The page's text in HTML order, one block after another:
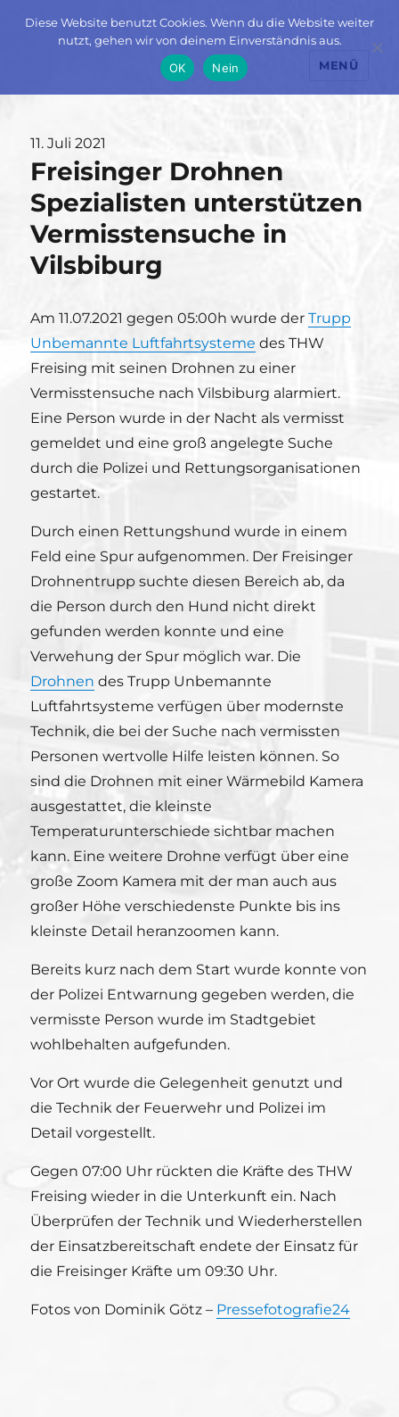
MENÜ
Veröffentlicht
am
11. Juli 2021
Freisinger Drohnen
Spezialisten unterstützen
Vermisstensuche in
Vilsbiburg
Am 11.07.2021 gegen 05:00h wurde derTrupp
Unbemannte Luftfahrtsysteme des THW
Freising mit seinen Drohnen zu einer
Vermisstensuche nach Vilsbiburg alarmiert.
Eine Person wurde in der Nacht als vermisst
gemeldet und eine groß angelegte Suche
durch die Polizei und Rettungsorganisationen
gestartet.
Durch einen Rettungshund wurde in einem
Feld eine Spur aufgenommen. Der Freisinger
Drohnentrupp suchte diesen Bereich ab, da
die Person durch den Hund nicht direkt
gefunden werden konnte und eine
Verwehung der Spur möglich war. Die
Drohnen des Trupp Unbemannte
Luftfahrtsysteme verfügen über modernste
Technik, die bei der Suche nach vermissten
Personen wertvolle Hilfe leisten können. So
sind die Drohnen mit einer Wärmebild Kamera
ausgestattet, die kleinste
Temperaturunterschiede sichtbar machen
kann. Eine weitere Drohne verfügt über eine
große Zoom Kamera mit der man auch aus
großer Höhe verschiedenste Punkte bis ins
kleinste Detail heranzoomen kann.
Bereits kurz nach dem Start wurde konnte von
der Polizei Entwarnung gegeben werden, die
vermisste Person wurde im Stadtgebiet
wohlbehalten aufgefunden.
Vor Ort wurde die Gelegenheit genutzt und
die Technik der Feuerwehr und Polizei im
Detail vorgestellt.
Gegen 07:00 Uhr rückten die Kräfte des THW
Freising wieder in die Unterkunft ein. Nach
Überprüfen der Technik und Wiederherstellen
der Einsatzbereitschaft endete der Einsatz für
die Freisinger Kräfte um 09:30 Uhr.
Fotos von Dominik Götz – Pressefotografie24
Diese Website benutzt Cookies. Wenn du die Website weiter
nutzt, gehen wir von deinem Einverständnis aus.
OK
Nein